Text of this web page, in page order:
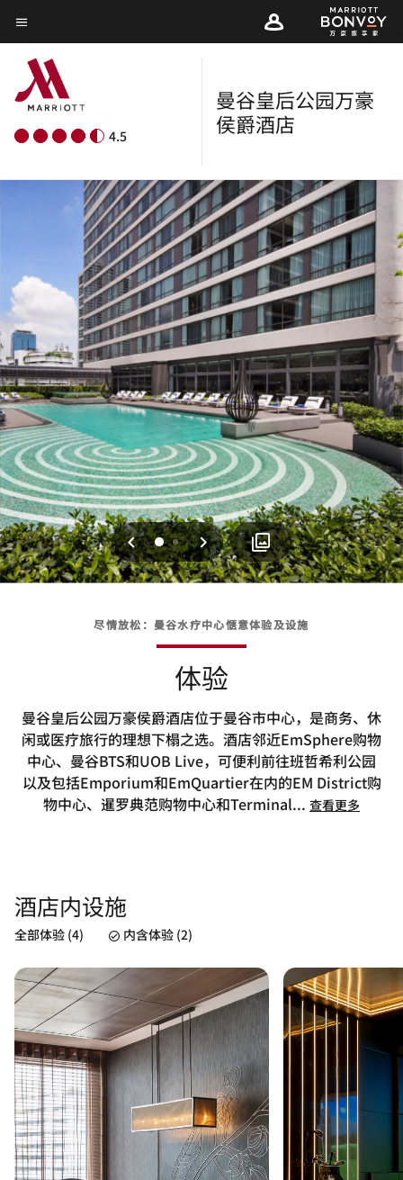
Skip
to
main
content
菜单文本
4.5
曼谷皇后公园万豪
侯爵酒店
上一页
01 下一页
尽情放松：曼谷水疗中心惬意体验及设施
体验
曼谷皇后公园万豪侯爵酒店位于曼谷市中心，是商务、休
闲或医疗旅行的理想下榻之选。酒店邻近EmSphere购物
中心、曼谷BTS和UOB Live，可便利前往班哲希利公园
以及包括Emporium和EmQuartier在内的EM District购
物中心、暹罗典范购物中心和Terminal... 查看更多
酒店内设施
全部体验 (4) 内含体验 (2)